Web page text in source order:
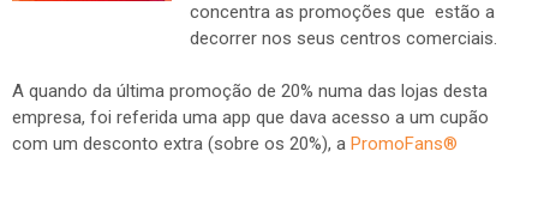
concentra as promoções que estão a
decorrer nos seus centros comerciais.
A quando da última promoção de 20% numa das lojas desta
empresa, foi referida uma app que dava acesso a um cupão
com um desconto extra (sobre os 20%), a PromoFans®